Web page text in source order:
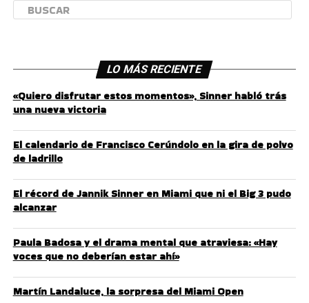
LO MÁS RECIENTE
«Quiero disfrutar estos momentos», Sinner habló trás
una nueva victoria
El calendario de Francisco Cerúndolo en la gira de polvo
de ladrillo
El récord de Jannik Sinner en Miami que ni el Big 3 pudo
alcanzar
Paula Badosa y el drama mental que atraviesa: «Hay
voces que no deberían estar ahí»
Martín Landaluce, la sorpresa del Miami Open